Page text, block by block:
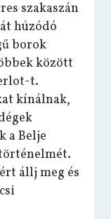
szakaszán
húzódó
borok
között
t.
kínálnak,
a Belje
állj meg és